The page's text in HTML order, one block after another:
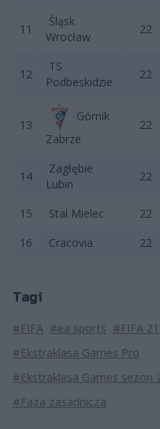
11
Śląsk
Wrocław
22
12
TS
Podbeskidzie
22
13
Górnik
Zabrze
22
14
Zagłębie
Lubin
22
15 Stal Mielec 22
16
Cracovia 22
Tagi
#FIFA #ea sports #FIFA 21
#Ekstraklasa Games Pro
#Ekstraklasa Games sezon
#Faza zasadnicza